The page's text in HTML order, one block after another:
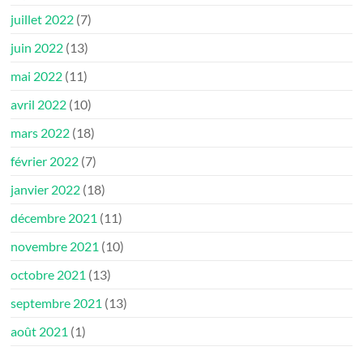
juillet 2022 (7)
juin 2022 (13)
mai 2022 (11)
avril 2022 (10)
mars 2022 (18)
février 2022 (7)
janvier 2022 (18)
décembre 2021 (11)
novembre 2021 (10)
octobre 2021 (13)
septembre 2021 (13)
août 2021 (1)